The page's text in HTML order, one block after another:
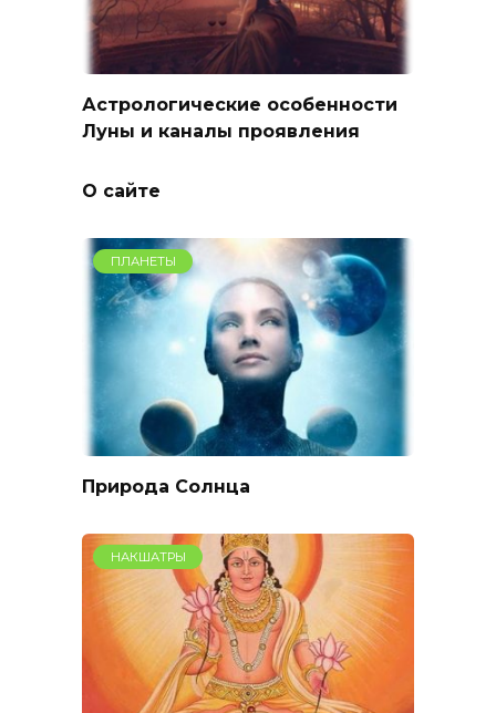
Астрологические особенности
Луны и каналы проявления
О сайте
ПЛАНЕТЫ
Природа Солнца
НАКШАТРЫ